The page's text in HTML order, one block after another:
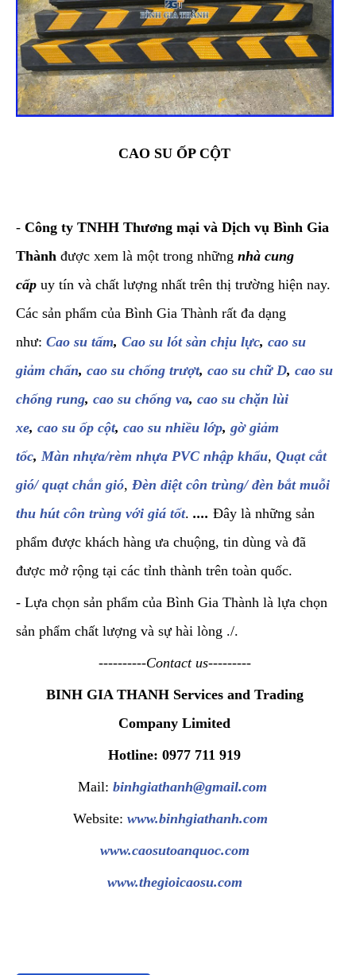
CAO SU ỐP CỘT
- Công ty TNHH Thương mại và Dịch vụ Bình Gia
Thành được xem là một trong những nhà cung
cấp uy tín và chất lượng nhất trên thị trường hiện nay.
Các sản phẩm của Bình Gia Thành rất đa dạng
như: Cao su tấm, Cao su lót sàn chịu lực, cao su
giảm chấn, cao su chống trượt, cao su chữ D, cao su
chống rung, cao su chống va, cao su chặn lùi
xe, cao su ốp cột, cao su nhiều lớp, gờ giảm
tốc, Màn nhựa/rèm nhựa PVC nhập khẩu, Quạt cắt
gió/ quạt chắn gió, Đèn diệt côn trùng/ đèn bắt muỗi
thu hút côn trùng với giá tốt. .... Đây là những sản
phẩm được khách hàng ưa chuộng, tin dùng và đã
được mở rộng tại các tỉnh thành trên toàn quốc.
- Lựa chọn sản phẩm của Bình Gia Thành là lựa chọn
sản phẩm chất lượng và sự hài lòng ./.
----------Contact us---------
BINH GIA THANH Services and Trading
Company Limited
Hotline: 0977 711 919
Mail:binhgiathanh@gmail.com
Website:www.binhgiathanh.com
www.caosutoanquoc.com
www.thegioicaosu.com